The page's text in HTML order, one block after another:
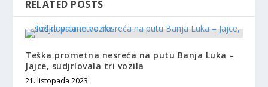
RELATED POSTS
Teška prometna nesreća na putu Banja Luka –
Jajce, sudjrlovala tri vozila
21. listopada 2023.